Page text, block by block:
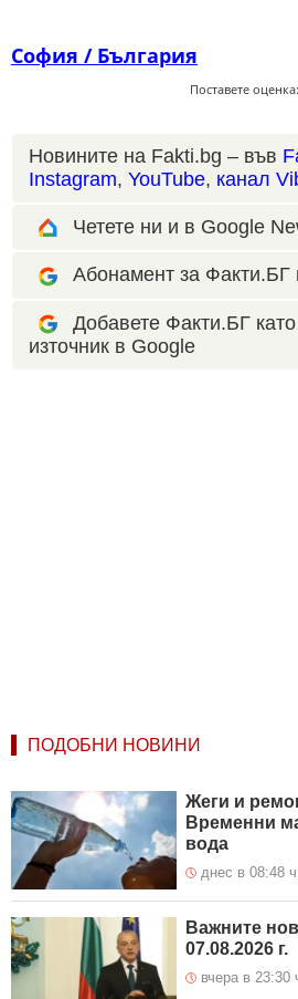
София / България
Поставете оценка:
Новините на Fakti.bg – във
Instagram, YouTube, канал
Четете ни и в Google
Абонамент за Факти.БГ
Добавете Факти.БГ
източник в Google
ПОДОБНИ НОВИНИ
Жеги и
Временни
вода
днес в 08:48 ч.
Важните
07.08.2026 г.
вчера в 23:30